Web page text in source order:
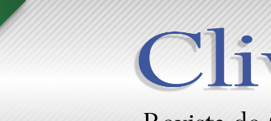
florícola en el municipio de Texcoco